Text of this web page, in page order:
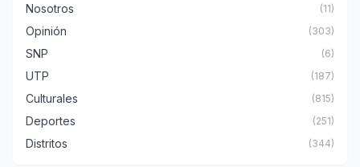
Nosotros (11)
Opinión (303)
SNP (6)
UTP (187)
Culturales (815)
Deportes (251)
Distritos (344)